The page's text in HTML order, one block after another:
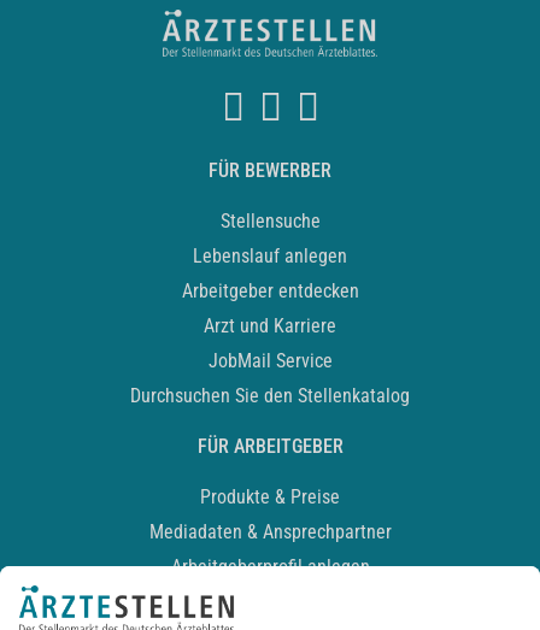
FÜR BEWERBER
Stellensuche
Lebenslauf anlegen
Arbeitgeber entdecken
Arzt und Karriere
JobMail Service
Durchsuchen Sie den Stellenkatalog
FÜR ARBEITGEBER
Produkte & Preise
Mediadaten & Ansprechpartner
Arbeitgeberprofil anlegen
Recruiting-Podcast